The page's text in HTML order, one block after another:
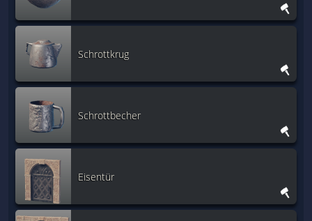
Schrottkrug
Schrottbecher
Eisentür